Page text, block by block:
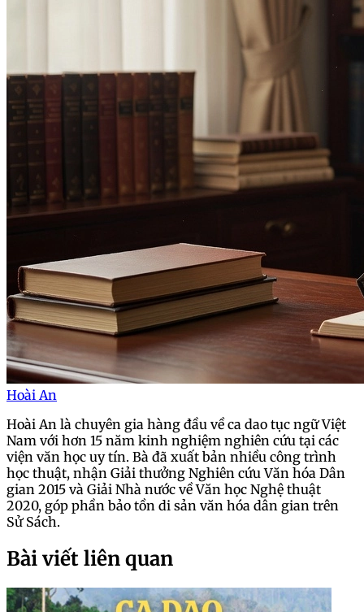
Hoài An
Hoài An là chuyên gia hàng đầu về ca dao tục ngữ Việt
Nam với hơn 15 năm kinh nghiệm nghiên cứu tại các
viện văn học uy tín. Bà đã xuất bản nhiều công trình
học thuật, nhận Giải thưởng Nghiên cứu Văn hóa Dân
gian 2015 và Giải Nhà nước về Văn học Nghệ thuật
2020, góp phần bảo tồn di sản văn hóa dân gian trên
Sử Sách.
Bài viết liên quan